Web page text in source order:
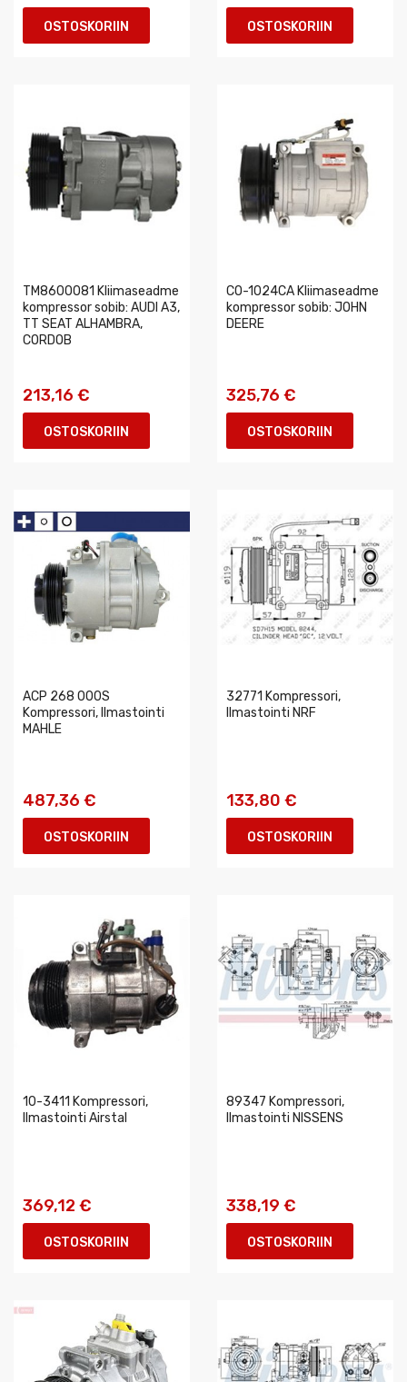
OSTOSKORIIN OSTOSKORIIN
TM8600081 Kliimaseadme
kompressor sobib: AUDI A3,
TT SEAT ALHAMBRA,
CORDOB
213,16 €
OSTOSKORIIN
CO-1024CA Kliimaseadme
kompressor sobib: JOHN
DEERE
325,76 €
OSTOSKORIIN
ACP 268 000S
Kompressori, Ilmastointi
MAHLE
487,36 €
OSTOSKORIIN
32771 Kompressori,
Ilmastointi NRF
133,80 €
OSTOSKORIIN
10-3411 Kompressori,
Ilmastointi Airstal
369,12 €
OSTOSKORIIN
89347 Kompressori,
Ilmastointi NISSENS
338,19 €
OSTOSKORIIN